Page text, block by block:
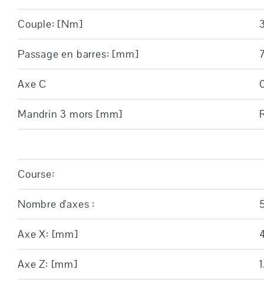
Couple: [Nm]
Passage en barres: [mm]
Axe C
Mandrin 3 mors [mm]
Course:
Nombre d'axes :
Axe X: [mm]
Axe Z: [mm]